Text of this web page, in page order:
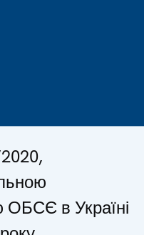
ОБСЄ в Україні